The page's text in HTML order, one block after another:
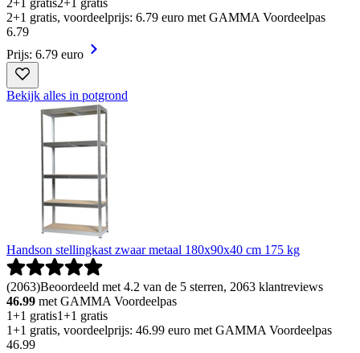
2+1 gratis2+1 gratis
2+1 gratis, voordeelprijs: 6.79 euro met GAMMA Voordeelpas
6.79
Prijs: 6.79 euro
Bekijk alles in potgrond
Handson stellingkast zwaar metaal 180x90x40 cm 175 kg
(2063)Beoordeeld met 4.2 van de 5 sterren, 2063 klantreviews
46.99 met GAMMA Voordeelpas
1+1 gratis1+1 gratis
1+1 gratis, voordeelprijs: 46.99 euro met GAMMA Voordeelpas
46.99